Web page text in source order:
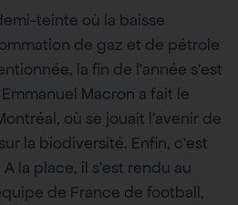
teinte où la baisse
de gaz et de pétrole
la fin de l’année s’est
Macron a fait le
où se jouait l’avenir de
la biodiversité. Enfin, c’est
la place, il s’est rendu au
de France de football,